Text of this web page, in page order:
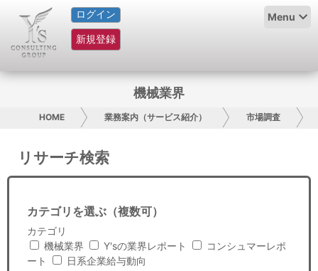
ログイン
新規登録
Menu
HOME
サービス紹介
グループ概要
採用情報
日本人にPR
コンサルティング
機械業界
HOME 業務案内（サービス紹介） 市場調査
リサーチ検索
カテゴリを選ぶ（複数可）
カテゴリ
機械業界
Y'sの業界レポート
コンシュマーレポ
ート
日系企業給与動向